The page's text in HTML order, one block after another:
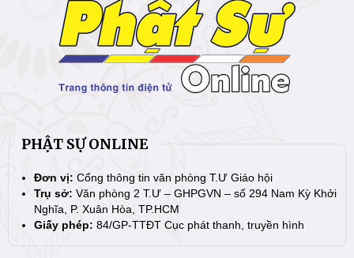
PHẬT SỰ ONLINE
Đơn vị: Cổng thông tin văn phòng T.Ư Giáo hội
Trụ sở: Văn phòng 2 T.Ư – GHPGVN – số 294 Nam Kỳ Khởi
Nghĩa, P. Xuân Hòa, TP.HCM
Giấy phép: 84/GP-TTĐT Cục phát thanh, truyền hình